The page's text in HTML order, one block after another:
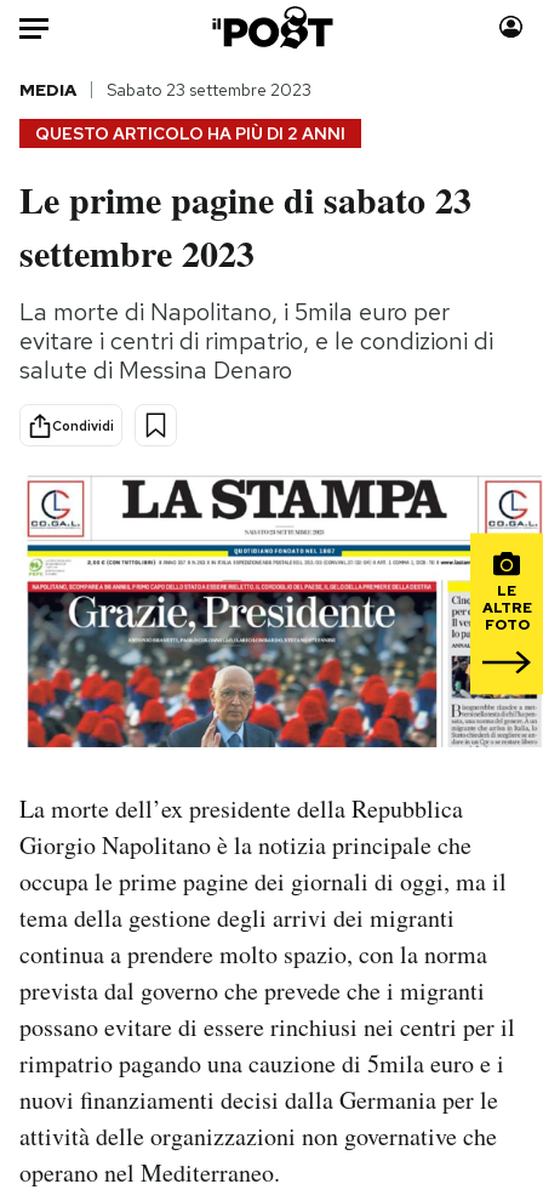
Auto
HOME
Italia
Politica
Tecnologia
Internet
Scienza
Cultura
Economia
Sport
Moda
Storie/Idee
Ok Boomer!
Mondiali calcio 2026
PODCAST
NEWSLETTER
I MIEI PREFERITI
CALENDARIO
AREA PERSONALE
Area Personale
Newsletter
Notifiche mobile
Regala il Post
Hai bisogno di aiuto?
QUESTO ARTICOLO HA PIÙ DI 2 ANNI
MEDIA Sabato 23 settembre 2023
Le prime pagine di sabato 23
settembre 2023
La morte di Napolitano, i 5mila euro per
evitare i centri di rimpatrio, e le condizioni di
salute di Messina Denaro
Condividi
LE
ALTRE
FOTO
La morte dell’ex presidente della Repubblica
Giorgio Napolitano è la notizia principale che
occupa le prime pagine dei giornali di oggi, ma il
tema della gestione degli arrivi dei migranti
continua a prendere molto spazio, con la norma
prevista dal governo che prevede che i migranti
possano evitare di essere rinchiusi nei centri per il
rimpatrio pagando una cauzione di 5mila euro e i
nuovi finanziamenti decisi dalla Germania per le
attività delle organizzazioni non governative che
operano nel Mediterraneo.